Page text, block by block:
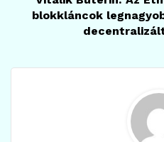
blokkláncok